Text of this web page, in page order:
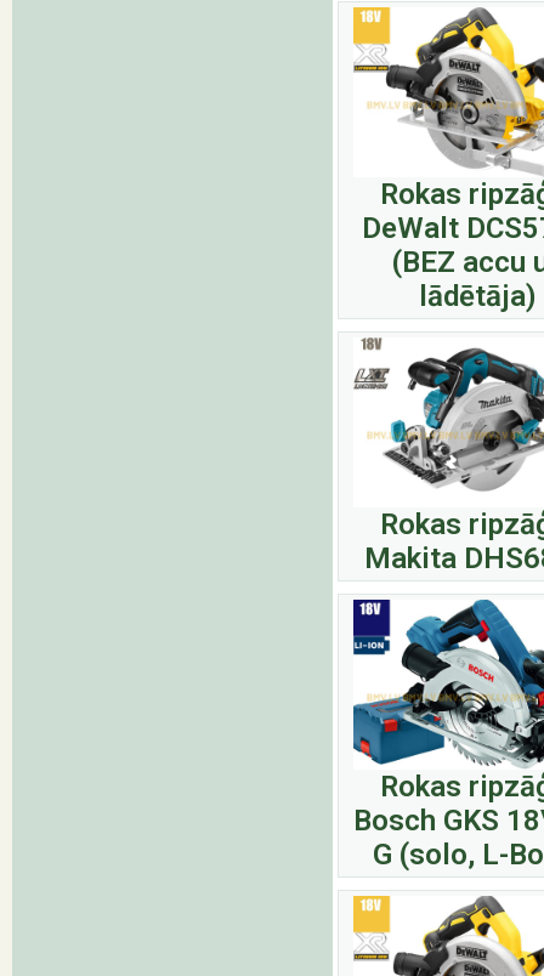
Rokas
DeWalt
(BEZ accu
lādētāja)
Rokas
Makita
Rokas
Bosch GKS
G (solo, L-